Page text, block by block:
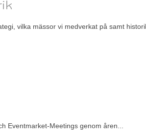
vilka mässor vi medverkat på samt
Eventmarket-Meetings genom åren...